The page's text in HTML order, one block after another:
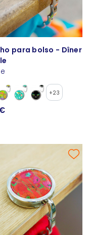
para bolso - Dîner
+23